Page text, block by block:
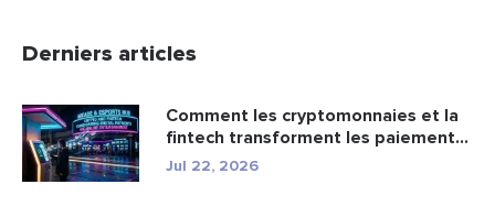
Derniers articles
Comment les cryptomonnaies et la
fintech transforment les paiement...
Jul 22, 2026